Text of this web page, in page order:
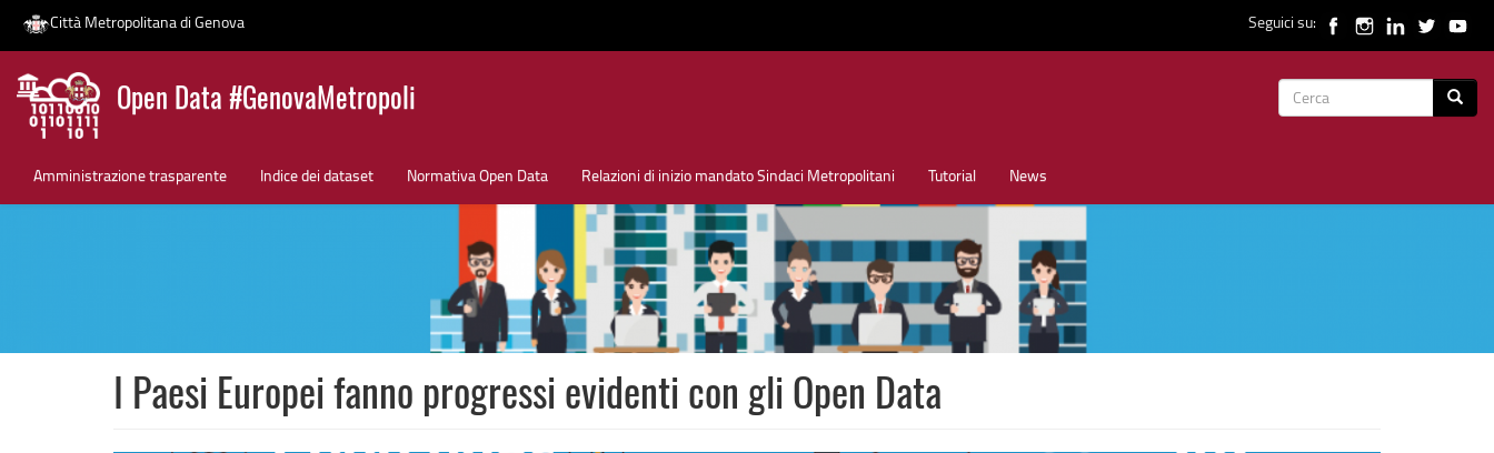
Salta
contenuto
Città Metropolitana di Genova Seguici su:
Open Data #GenovaMetropoli
Form
Amministrazione trasparente Indice dei dataset Normativa Open Data Relazioni di inizio mandato Sindaci Metropolitani Tutorial News
News
I Paesi Europei fanno progressi evidenti con gli Open Data